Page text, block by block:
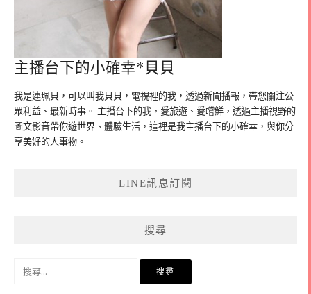
主播台下的小確幸*貝貝
我是連珮貝，可以叫我貝貝，電視裡的我，透過新聞播報，帶您關注公
眾利益、最新時事。 主播台下的我，愛旅遊、愛嚐鮮，透過主播視野的
圖文影音帶你遊世界、體驗生活，這裡是我主播台下的小確幸，與你分
享美好的人事物。
LINE訊息訂閱
搜尋